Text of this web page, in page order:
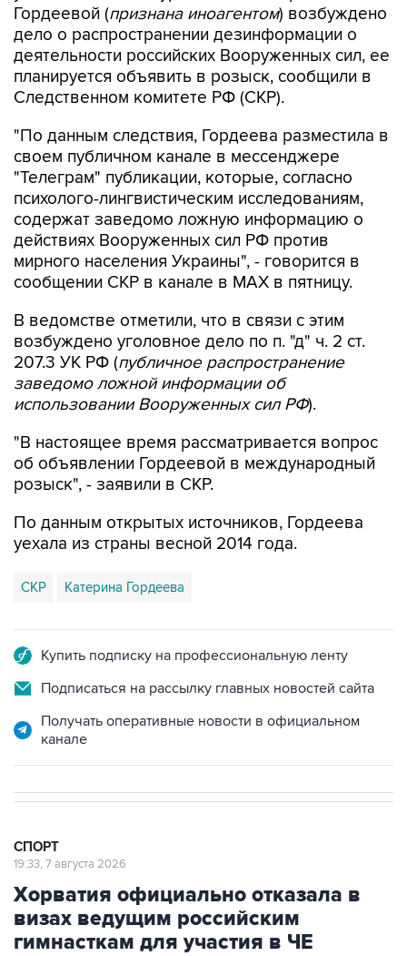
Гордеевой (признана иноагентом) возбуждено
дело о распространении дезинформации о
деятельности российских Вооруженных сил, ее
планируется объявить в розыск, сообщили в
Следственном комитете РФ (СКР).
"По данным следствия, Гордеева разместила в
своем публичном канале в мессенджере
"Телеграм" публикации, которые, согласно
психолого-лингвистическим исследованиям,
содержат заведомо ложную информацию о
действиях Вооруженных сил РФ против
мирного населения Украины", - говорится в
сообщении СКР в канале в MAX в пятницу.
В ведомстве отметили, что в связи с этим
возбуждено уголовное дело по п. "д" ч. 2 ст.
207.3 УК РФ (публичное распространение
заведомо ложной информации об
использовании Вооруженных сил РФ).
"В настоящее время рассматривается вопрос
об объявлении Гордеевой в международный
розыск", - заявили в СКР.
По данным открытых источников, Гордеева
уехала из страны весной 2014 года.
СКР Катерина Гордеева
Купить подписку на профессиональную ленту
Подписаться на рассылку главных новостей сайта
Получать оперативные новости в официальном
канале
СПОРТ
19:33, 7 августа 2026
Хорватия официально отказала в
визах ведущим российским
гимнасткам для участия в ЧЕ